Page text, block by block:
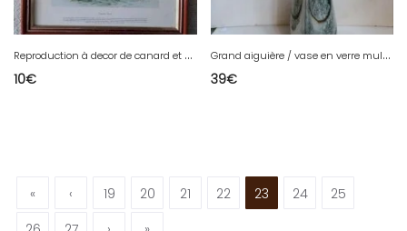
R
eproduction à decor de canard et marécages nommée paradise duck en bon etat
10€
G
rand aiguière / vase en verre multicouleur style Murano en bon état
39€
« ‹ 19 20 21 22 23 24
25